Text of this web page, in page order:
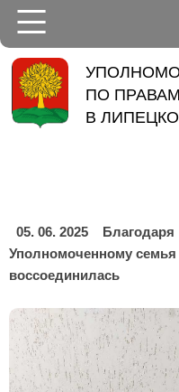
05. 06. 2025
Благодаря
Уполномоченному семья
воссоединилась
ПО
В
НОВОСТИ